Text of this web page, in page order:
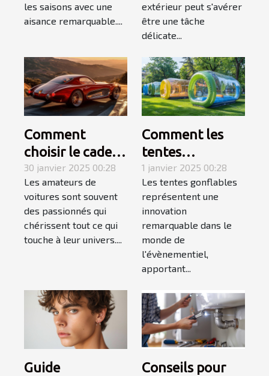
les saisons avec une
aisance remarquable....
extérieur
extérieur peut s'avérer
être une tâche
délicate...
Comment
choisir le cadeau
automobile
parfait pour les
passionnés de
voitures
30 janvier 2025 00:28
Les amateurs de
voitures sont souvent
des passionnés qui
chérissent tout ce qui
touche à leur univers....
Comment les
tentes
gonflables
transforment
l'impact visuel
des évènements
1 janvier 2025 00:28
Les tentes gonflables
représentent une
innovation
remarquable dans le
monde de
l'évènementiel,
apportant...
Guide
Conseils pour